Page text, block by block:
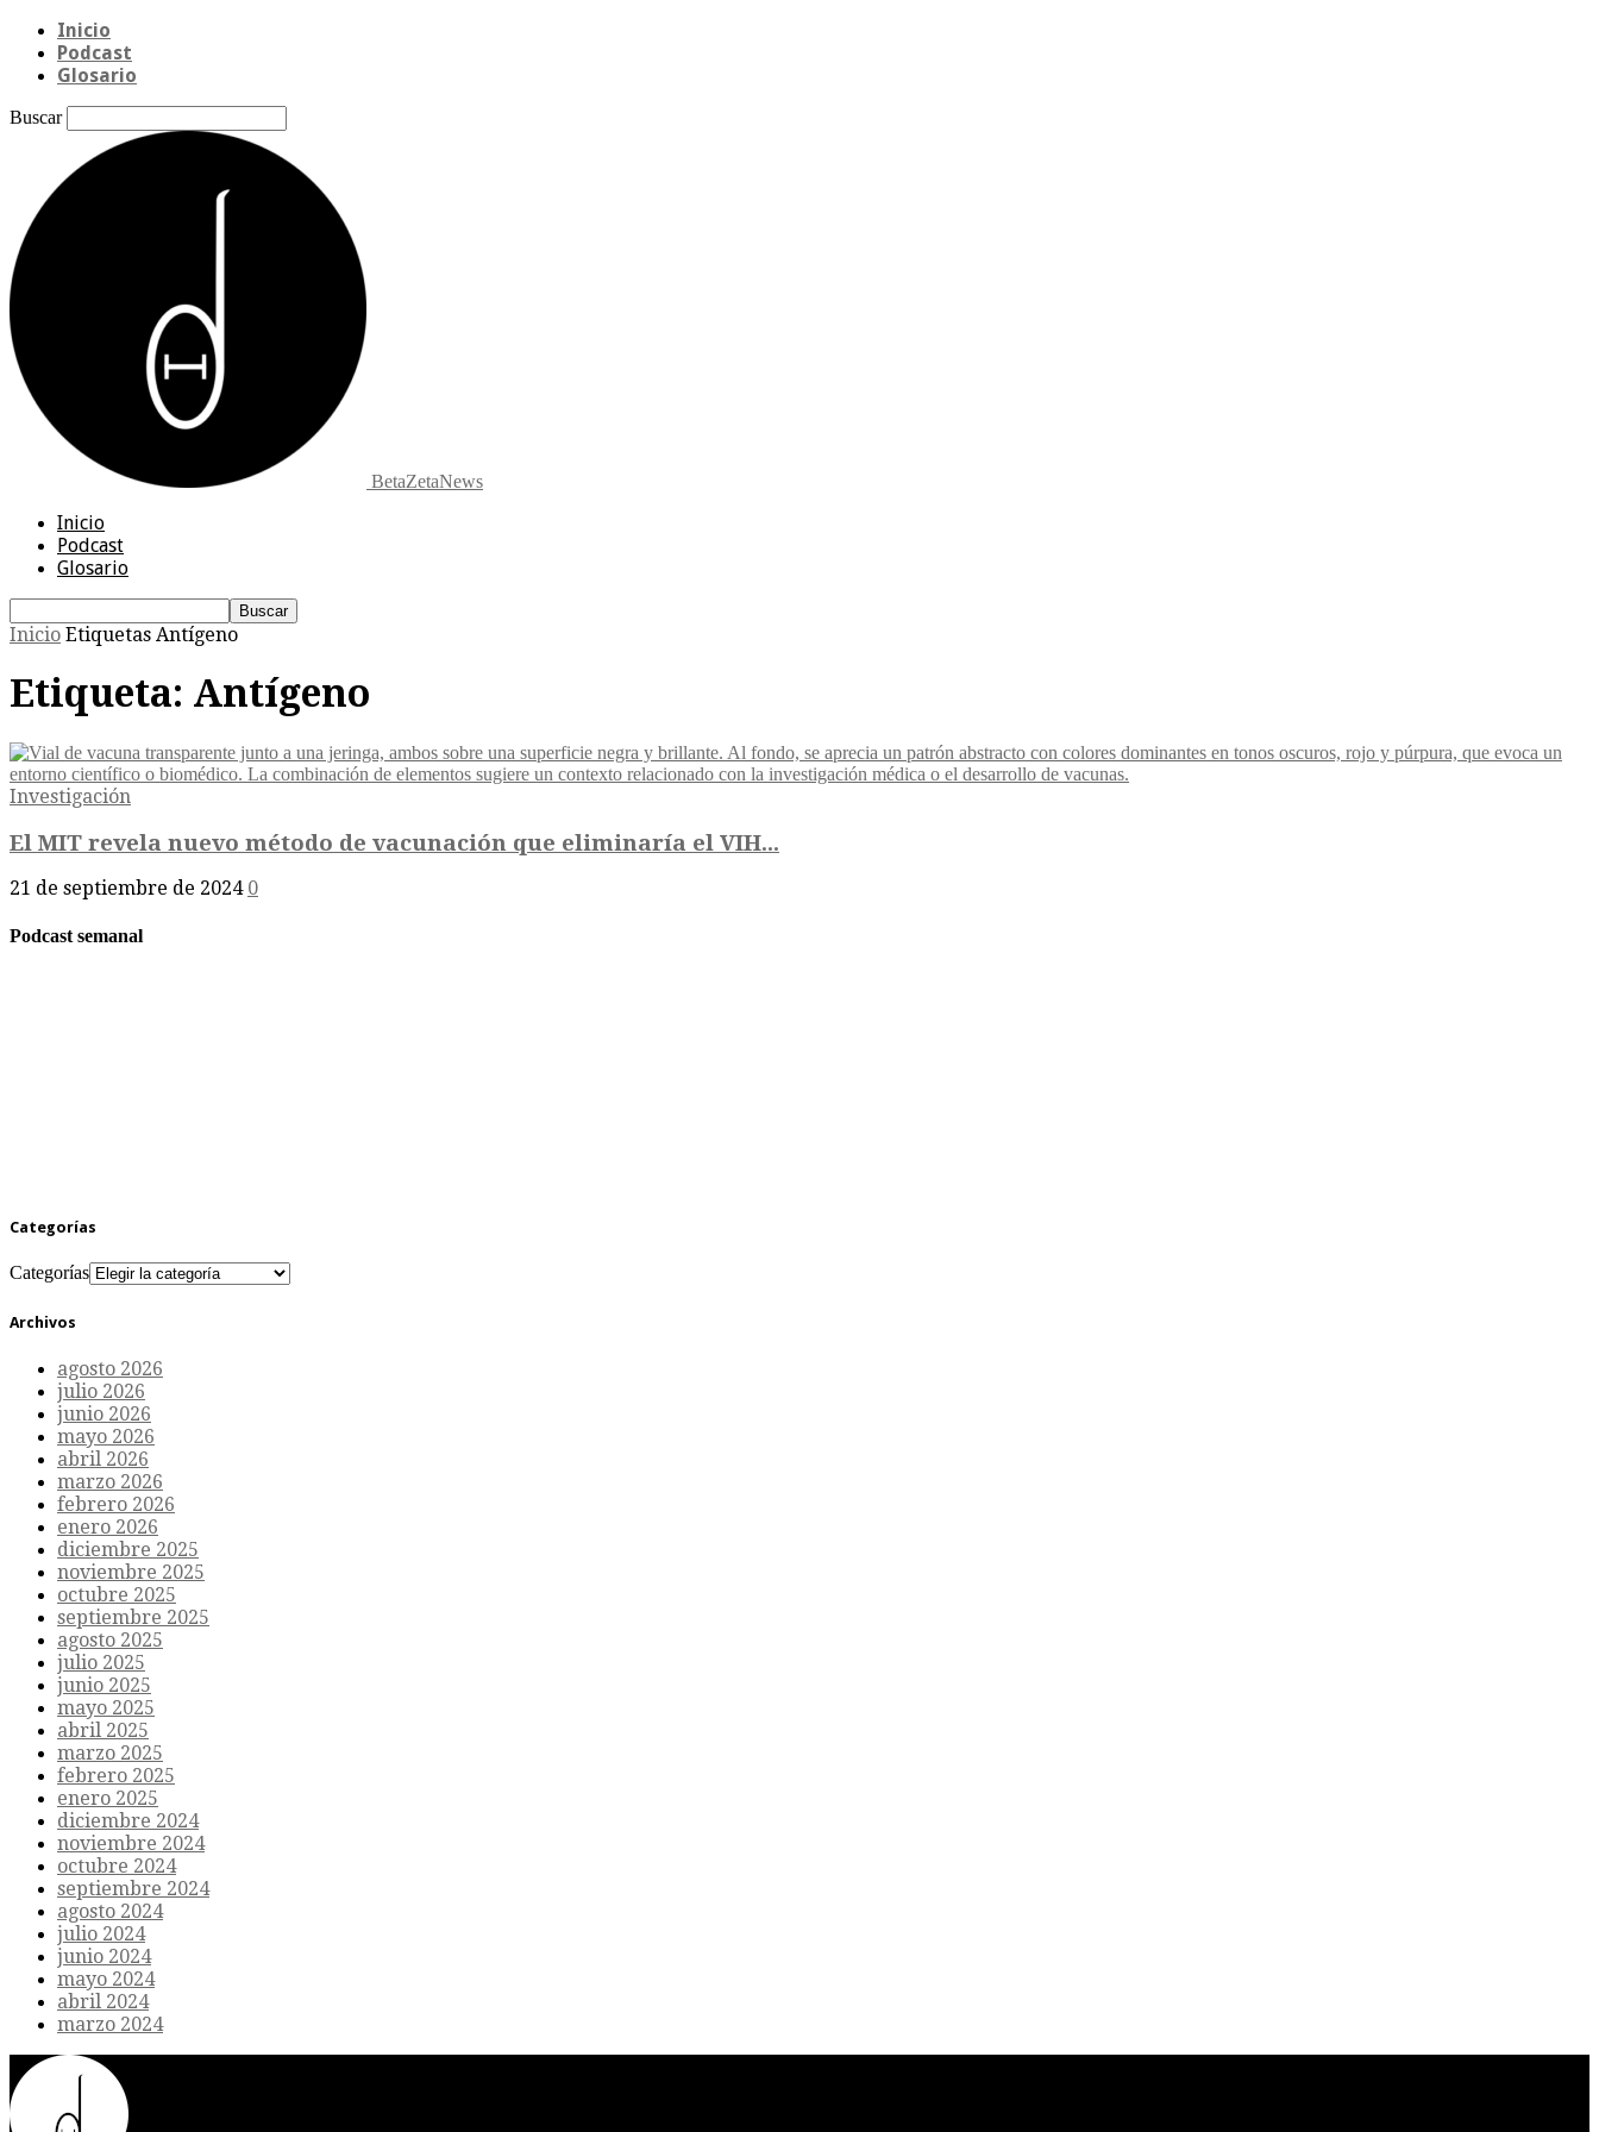
Inicio
Podcast
Glosario
Buscar
BetaZetaNews
Inicio
Podcast
Glosario
Inicio Etiquetas Antígeno
Etiqueta: Antígeno
Investigación
El MIT revela nuevo método de vacunación que eliminaría el VIH...
21 de septiembre de 2024 0
Podcast semanal
Categorías
Categorías
Archivos
agosto 2026
julio 2026
junio 2026
mayo 2026
abril 2026
marzo 2026
febrero 2026
enero 2026
diciembre 2025
noviembre 2025
octubre 2025
septiembre 2025
agosto 2025
julio 2025
junio 2025
mayo 2025
abril 2025
marzo 2025
febrero 2025
enero 2025
diciembre 2024
noviembre 2024
octubre 2024
septiembre 2024
agosto 2024
julio 2024
junio 2024
mayo 2024
abril 2024
marzo 2024